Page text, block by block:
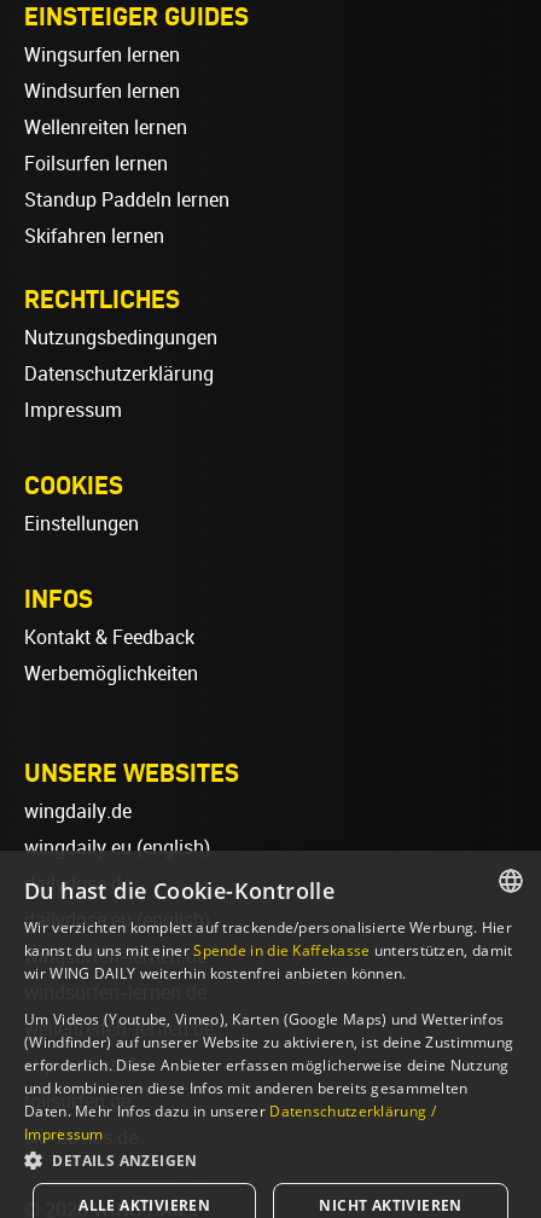
EINSTEIGER GUIDES
Wingsurfen lernen
Windsurfen lernen
Wellenreiten lernen
Foilsurfen lernen
Standup Paddeln lernen
Skifahren lernen
RECHTLICHES
Nutzungsbedingungen
Datenschutzerklärung
Impressum
COOKIES
Einstellungen
INFOS
Kontakt & Feedback
Werbemöglichkeiten
UNSERE WEBSITES
wingdaily.de
wingdaily.eu(english)
dailydose.de
dailydose.eu (english)
wingsurfen-lernen.de
wellenreiten-lernen.de
sup-basics.de
foilsurfen.de
ski-basics.de
© 2026 WING DAILY
GERMAN
Du hast die Cookie-Kontrolle
Wir verzichten komplett auf trackende/personalisierte Werbung. Hier
kannst du uns mit einerSpende in die Kaffekasse unterstützen, damit
wir WING DAILY weiterhin kostenfrei anbieten können.
Um Videos (Youtube, Vimeo), Karten (Google Maps) und Wetterinfos
(Windfinder) auf unserer Website zu aktivieren, ist deine Zustimmung
erforderlich. Diese Anbieter erfassen möglicherweise deine Nutzung
und kombinieren diese Infos mit anderen bereits gesammelten
Daten. Mehr Infos dazu in unserer Datenschutzerklärung /
Impressum
DETAILS ANZEIGEN
ALLE AKTIVIEREN NICHT AKTIVIEREN